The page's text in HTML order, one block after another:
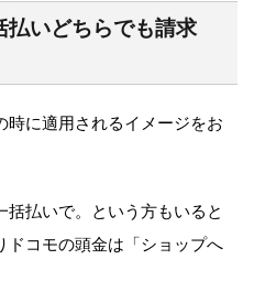
払いどちらでも請求
時に適用されるイメージをお
払いで。という方もいると
ドコモの頭金は「ショップへ